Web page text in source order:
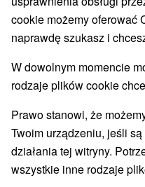
Areny laserowe i paintball
Ośrodki i miasteczka
Aquaparki, baseny
Jeziora, jeziora, zbiorniki
Pomniki(1) Zabytki
Ogrody zoologiczne i
Muzea i galerie(4)
Atrakcje z adrenaliną (8)
Tory bobslejowe(1)
cookie możemy oferować
naprawdę szukasz i
W dowolnym momencie
rodzaje plików cookie
Prawo stanowi, że
Twoim urządzeniu, jeśli
działania tej witryny.
wszystkie inne rodzaje